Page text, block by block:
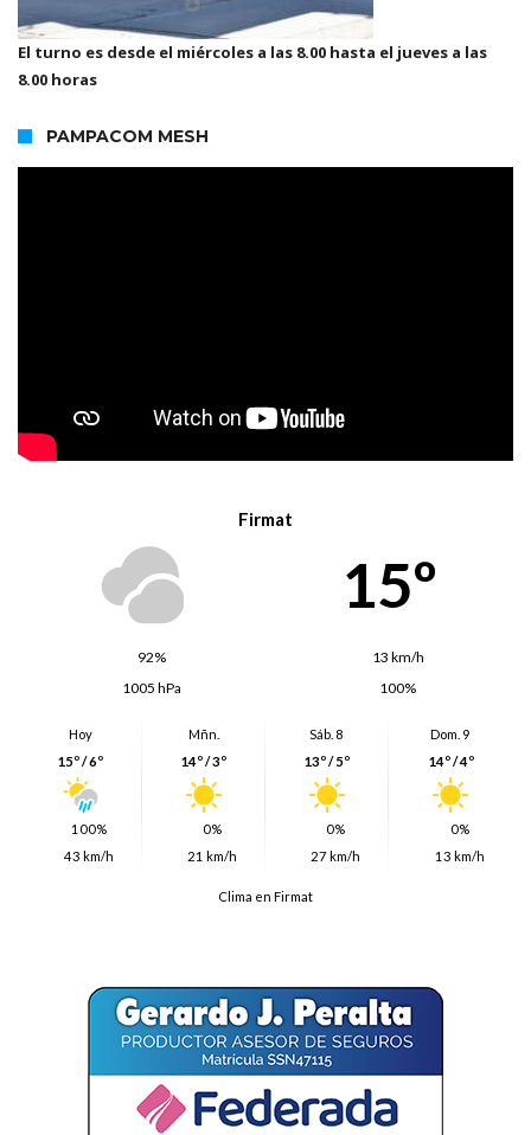
El turno es desde el miércoles a las 8.00 hasta el jueves a las
8.00 horas
PAMPACOM MESH
Firmat
15º
92%
13 km/h
1005 hPa
100%
Hoy
15º / 6º
100%
43 km/h
Mñn.
14º / 3º
0%
21 km/h
Sáb. 8
13º / 5º
0%
27 km/h
Dom. 9
14º / 4º
0%
13 km/h
Clima en Firmat